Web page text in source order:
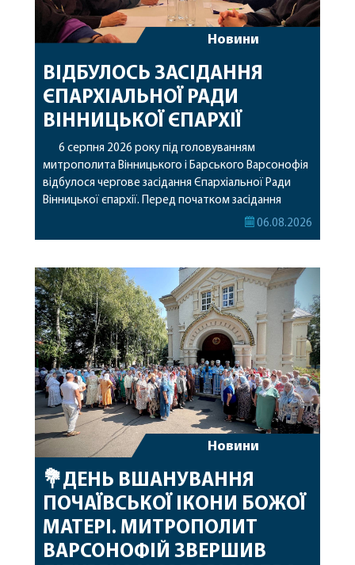
Новини
ВІДБУЛОСЬ ЗАСІДАННЯ
ЄПАРХІАЛЬНОЇ РАДИ
ВІННИЦЬКОЇ ЄПАРХІЇ
6 серпня 2026 року під головуванням
митрополита Вінницького і Барського Варсонофія
відбулося чергове засідання Єпархіальної Ради
Вінницької єпархії. Перед початком засідання
секретар Єпархіальної Ради від імені членів Ради
побажавши йому міцного здоров’я, Божої
допомоги, миру, духовної радості та
благословенних успіхів у подальшому
архіпастирському служінні. […]
06.08.2026
Новини
💐ДЕНЬ ВШАНУВАННЯ
ПОЧАЇВСЬКОЇ ІКОНИ БОЖОЇ
МАТЕРІ. МИТРОПОЛИТ
ВАРСОНОФІЙ ЗВЕРШИВ